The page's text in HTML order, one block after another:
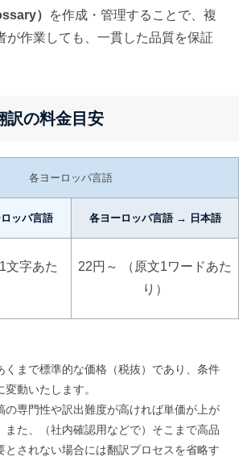
）
を作成・管理することで、複
が作業しても、一貫した品質を保証
訳の料金目安
各ヨーロッパ言語
ッパ言語 各ヨーロッパ言語 → 日本語
文字あた
22円～ （原文1ワードあた
り）
くまで標準的な価格（税抜）であり、条件
動いたします。
の専門性や訳出難度が高ければ単価が上が
また、（社内確認用などで）そこまで高品
とされない場合には翻訳プロセスを省略す